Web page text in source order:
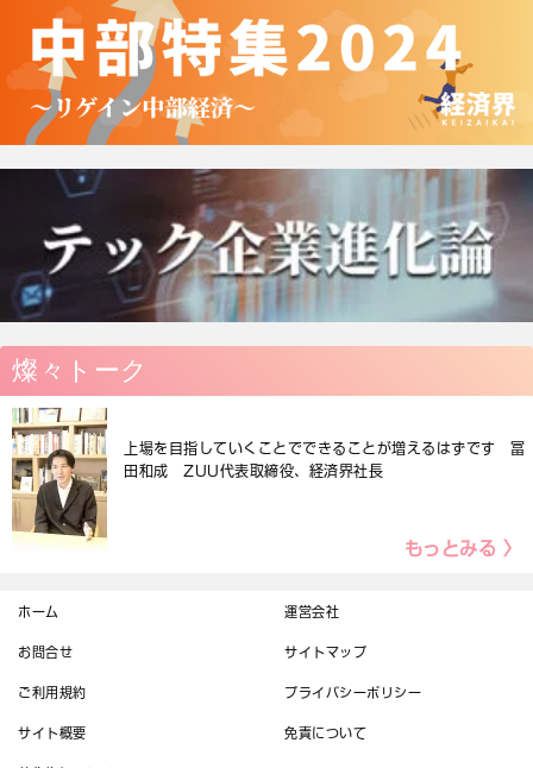
燦々トーク
上場を目指していくことでできることが増えるはずです 冨
田和成 ZUU代表取締役、経済界社長
もっとみる 〉
ホーム 運営会社
お問合せ サイトマップ
ご利用規約 プライバシーポリシー
サイト概要 免責について